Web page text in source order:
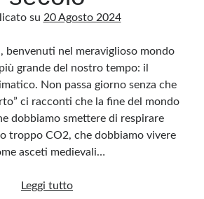
una testata giornalistica, in quanto viene aggiornato
può pertanto considerarsi un prodotto editoriale ai
L’autore non è responsabile di quanto
ai vari post. Saranno comunque cancellati quelli
o dell’onorabilità di terzi, di genere spam,
personali non conformi al rispetto delle norme sulla
in questo blog sono tratte da Internet e, pertanto,
Qualora la loro pubblicazione violasse eventuali
su 20 Agosto 2024
benvenuti nel meraviglioso mondo
grande del nostro tempo: il
Non passa giorno senza che
ci racconti che la fine del mondo
dobbiamo smettere di respirare
troppo CO2, che dobbiamo vivere
asceti medievali…
Leggi tuttoIl